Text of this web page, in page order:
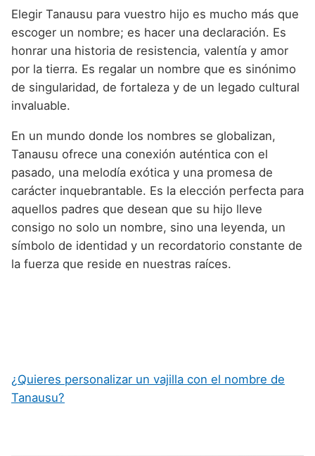
Elegir Tanausu para vuestro hijo es mucho más que
escoger un nombre; es hacer una declaración. Es
honrar una historia de resistencia, valentía y amor
por la tierra. Es regalar un nombre que es sinónimo
de singularidad, de fortaleza y de un legado cultural
invaluable.
En un mundo donde los nombres se globalizan,
Tanausu ofrece una conexión auténtica con el
pasado, una melodía exótica y una promesa de
carácter inquebrantable. Es la elección perfecta para
aquellos padres que desean que su hijo lleve
consigo no solo un nombre, sino una leyenda, un
símbolo de identidad y un recordatorio constante de
la fuerza que reside en nuestras raíces.
¿Quieres personalizar un vajilla con el nombre de
Tanausu?